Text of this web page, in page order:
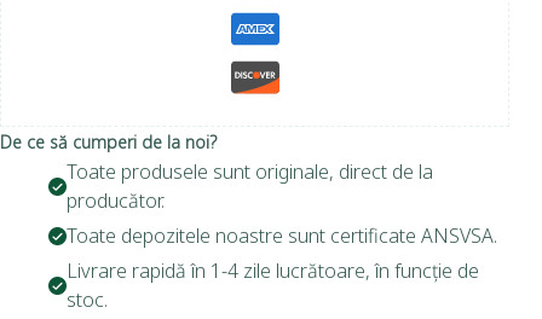
De ce să cumperi de la noi?
Toate produsele sunt originale, direct de la
producător.
Toate depozitele noastre sunt certificate ANSVSA.
Livrare rapidă în 1-4 zile lucrătoare, în funcție de
stoc.